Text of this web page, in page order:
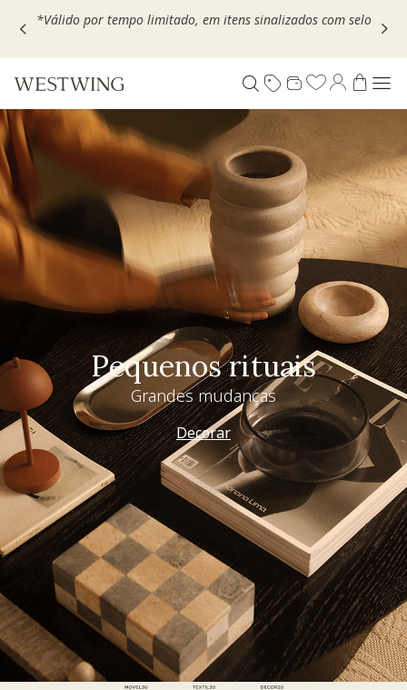
Escolha seu VOUCHER e ganhe até 30% OFF*: useMOVEL30,
Pequenos rituais
Grandes mudanças
Decorar